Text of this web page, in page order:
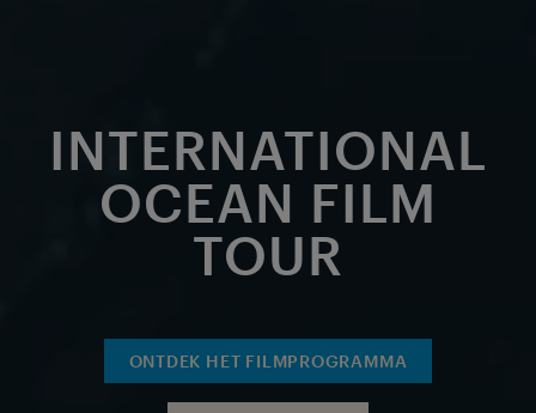
INTERNATIONAL
OCEAN FILM
TOUR
ONTDEK HET FILMPROGRAMMA